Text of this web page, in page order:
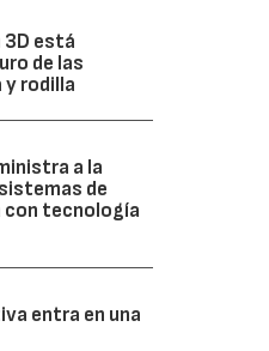
3D está
de las
y rodilla
a la
sistemas de
con tecnología
entra en una